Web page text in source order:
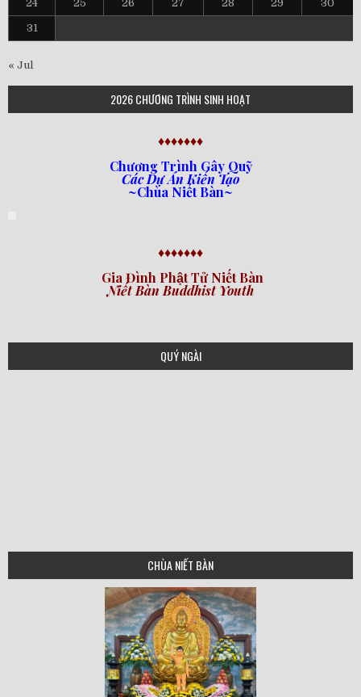
24 25 26 27 28 29 30
31
« Jul
2026 CHƯƠNG TRÌNH SINH HOẠT
♦♦♦♦♦♦♦
Chương Trình Gây Quỹ
Các Dự Án Kiến Tạo
~Chùa Niết Bàn~
♦♦♦♦♦♦♦
Gia Đình Phật Tử Niết Bàn
Niết Bàn Buddhist Youth
QUÝ NGÀI
CHÙA NIẾT BÀN